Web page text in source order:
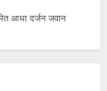
आधा दर्जन जवान